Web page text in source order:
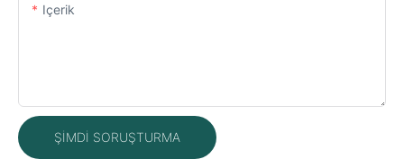
Içerik
ŞIMDI SORUŞTURMA